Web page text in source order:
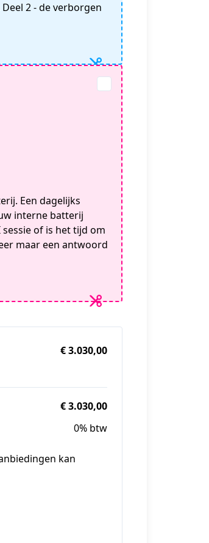
2 - de verborgen
Een dagelijks
interne batterij
of is het tijd om
maar een antwoord
€ 3.030,00
€ 3.030,00
0% btw
kan